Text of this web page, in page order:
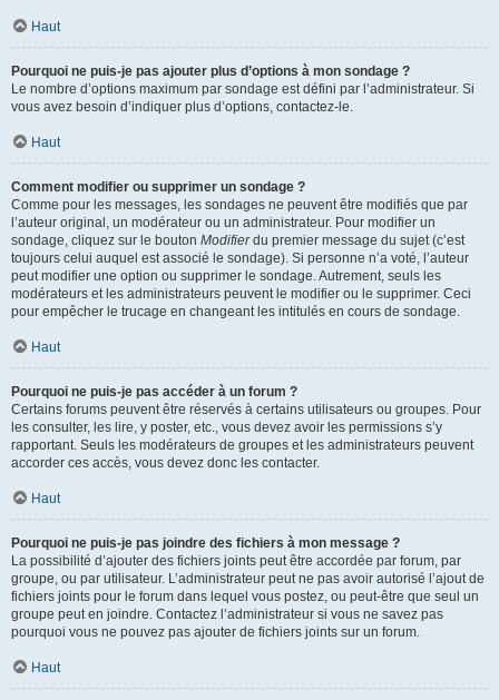
Haut
Pourquoi ne puis-je pas ajouter plus d’options à mon sondage ?
Le nombre d’options maximum par sondage est défini par l’administrateur. Si
vous avez besoin d’indiquer plus d’options, contactez-le.
Haut
Comment modifier ou supprimer un sondage ?
Comme pour les messages, les sondages ne peuvent être modifiés que par
l’auteur original, un modérateur ou un administrateur. Pour modifier un
sondage, cliquez sur le bouton Modifierdu premier message du sujet (c’est
toujours celui auquel est associé le sondage). Si personne n’a voté, l’auteur
peut modifier une option ou supprimer le sondage. Autrement, seuls les
modérateurs et les administrateurs peuvent le modifier ou le supprimer. Ceci
pour empêcher le trucage en changeant les intitulés en cours de sondage.
Haut
Pourquoi ne puis-je pas accéder à un forum ?
Certains forums peuvent être réservés à certains utilisateurs ou groupes. Pour
les consulter, les lire, y poster, etc., vous devez avoir les permissions s’y
rapportant. Seuls les modérateurs de groupes et les administrateurs peuvent
accorder ces accès, vous devez donc les contacter.
Haut
Pourquoi ne puis-je pas joindre des fichiers à mon message ?
La possibilité d’ajouter des fichiers joints peut être accordée par forum, par
groupe, ou par utilisateur. L’administrateur peut ne pas avoir autorisé l’ajout de
fichiers joints pour le forum dans lequel vous postez, ou peut-être que seul un
groupe peut en joindre. Contactez l’administrateur si vous ne savez pas
pourquoi vous ne pouvez pas ajouter de fichiers joints sur un forum.
Haut